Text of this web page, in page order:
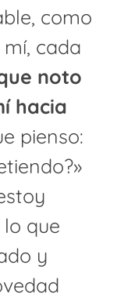
como
cada
noto
hacia
pienso:
que
y